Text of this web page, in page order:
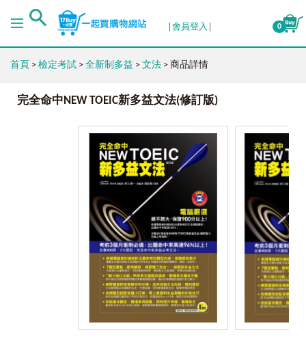
會員登入 0
首頁 > 檢定考試 > 全新制多益 > 文法 > 商品詳情
完全命中NEW TOEIC新多益文法(修訂版)